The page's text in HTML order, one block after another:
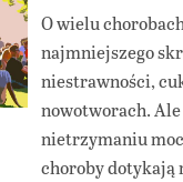
O wielu
najmniejszego
niestrawności,
nowotworach.
nietrzymaniu
choroby dotykają